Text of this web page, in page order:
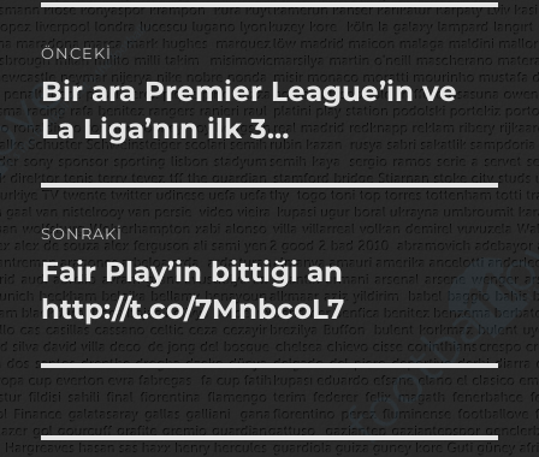
Yazı
gezinmesi
ÖNCEKI
Önceki
yazı:
Bir ara Premier League’in ve
La Liga’nın ilk 3…
SONRAKI
Sonraki
yazı:
Fair Play’in bittiği an
http://t.co/7MnbcoL7